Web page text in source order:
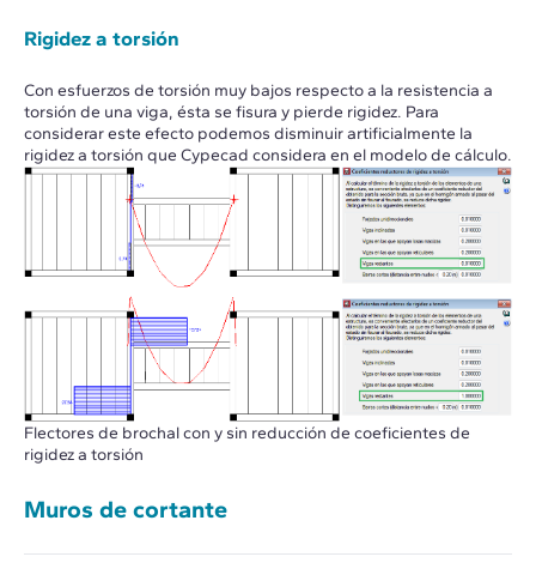
Rigidez a torsión
Con esfuerzos de torsión muy bajos respecto a la resistencia a
torsión de una viga, ésta se fisura y pierde rigidez. Para
considerar este efecto podemos disminuir artificialmente la
rigidez a torsión que Cypecad considera en el modelo de cálculo.
Flectores de brochal con y sin reducción de coeficientes de
rigidez a torsión
Muros de cortante